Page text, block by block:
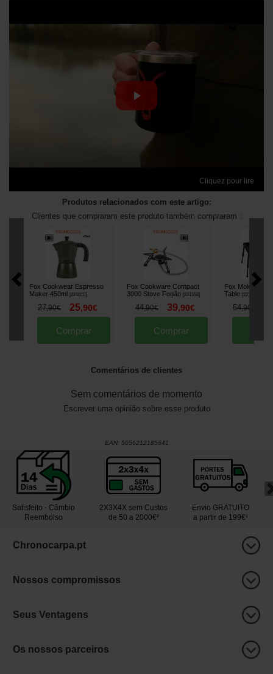
Cliquez pour lire
Produtos relacionados com este artigo:
Clientes que compraram este produto também compraram :
Fox Cookwear Espresso
Maker 450ml
[221815]
27,90€ 25,90€
Comprar
Fox Cookware Compact
3000 Stove Fogão [221558]
44,90€ 39,90€
Comprar
Fox Molded
Table [221753
54,90
Comentários de clientes
Sem comentários de momento
Escrever uma opinião sobre esse produto
EAN: 5056212185641
Satisfeito - Câmbio
Reembolso
2X3X4X sem Custos
de 50 a 2000€²
Envio GRATUITO
a partir de 199€¹
Chronocarpa.pt
Nossos compromissos
Seus Ventagens
Os nossos parceiros